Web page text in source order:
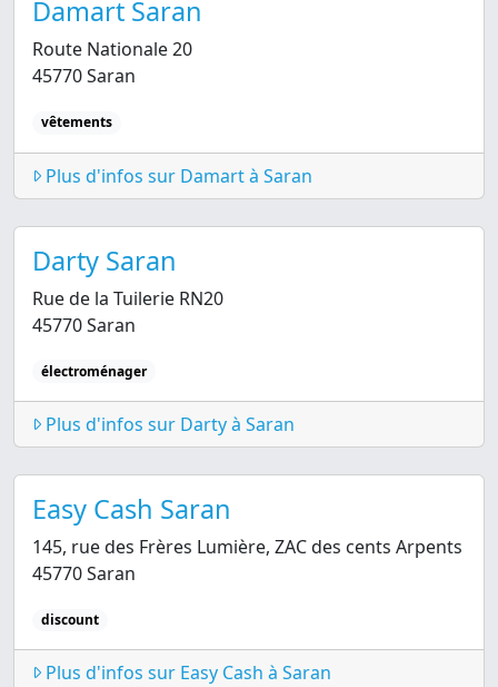
Damart Saran
Route Nationale 20
45770 Saran
vêtements
Plus d'infos sur Damart à Saran
Darty Saran
Rue de la Tuilerie RN20
45770 Saran
électroménager
Plus d'infos sur Darty à Saran
Easy Cash Saran
145, rue des Frères Lumière, ZAC des cents Arpents
45770 Saran
discount
Plus d'infos sur Easy Cash à Saran